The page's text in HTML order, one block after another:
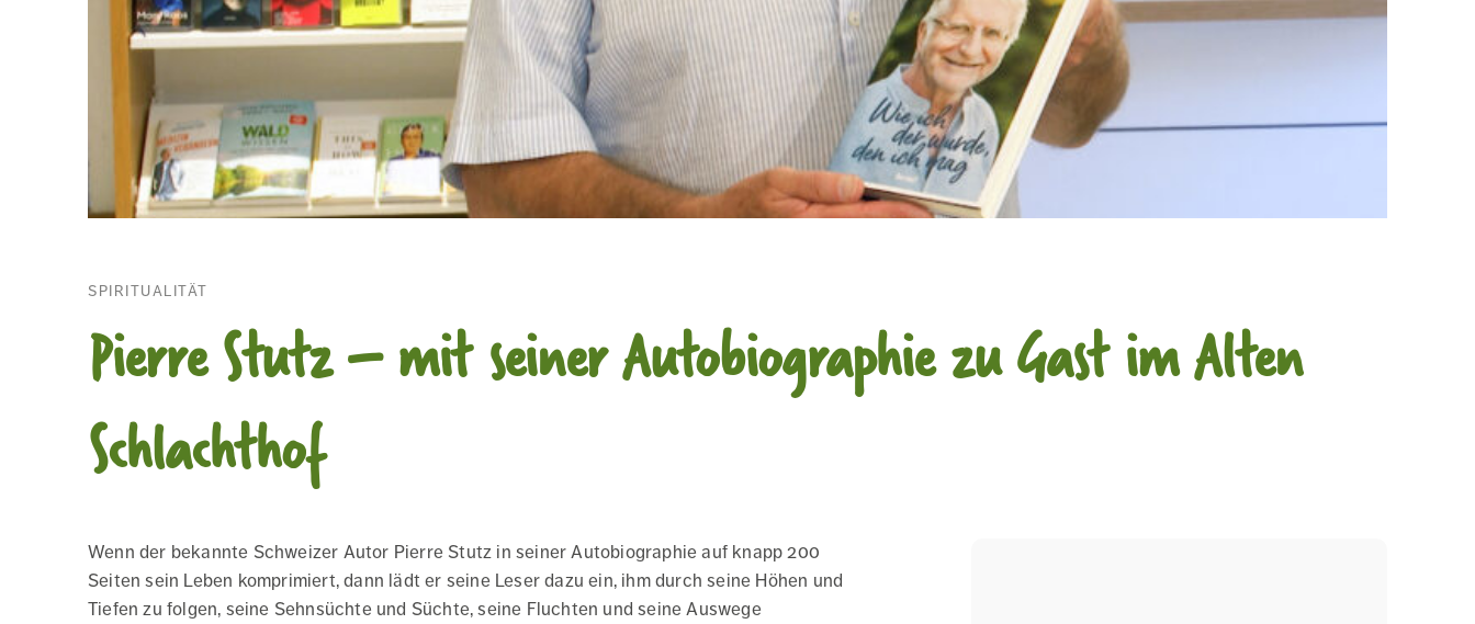
SPIRITUALITÄT
Pierre Stutz – mit seiner Autobiographie zu Gast im Alten
Schlachthof
Wenn der bekannte Schweizer Autor Pierre Stutz in seiner Autobiographie auf knapp 200
Seiten sein Leben komprimiert, dann lädt er seine Leser dazu ein, ihm durch seine Höhen und
Tiefen zu folgen, seine Sehnsüchte und Süchte, seine Fluchten und seine Auswege